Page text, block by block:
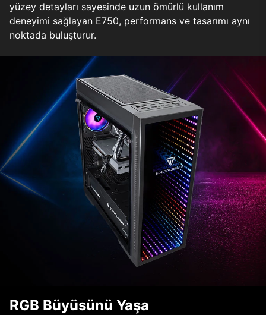
yüzey detayları sayesinde uzun ömürlü kullanım
deneyimi sağlayan E750, performans ve tasarımı aynı
noktada buluşturur.
RGB Büyüsünü Yaşa